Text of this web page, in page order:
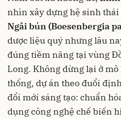
nhìn xây dựng hệ sinh
Ngải bún (Boesenbergia
dược liệu quý nhưng lâu
đúng tiềm năng tại vùng
Long. Không dừng lại ở
thống, dự án theo đuổi
đổi mới sáng tạo: chuẩn
dụng công nghệ chế biến